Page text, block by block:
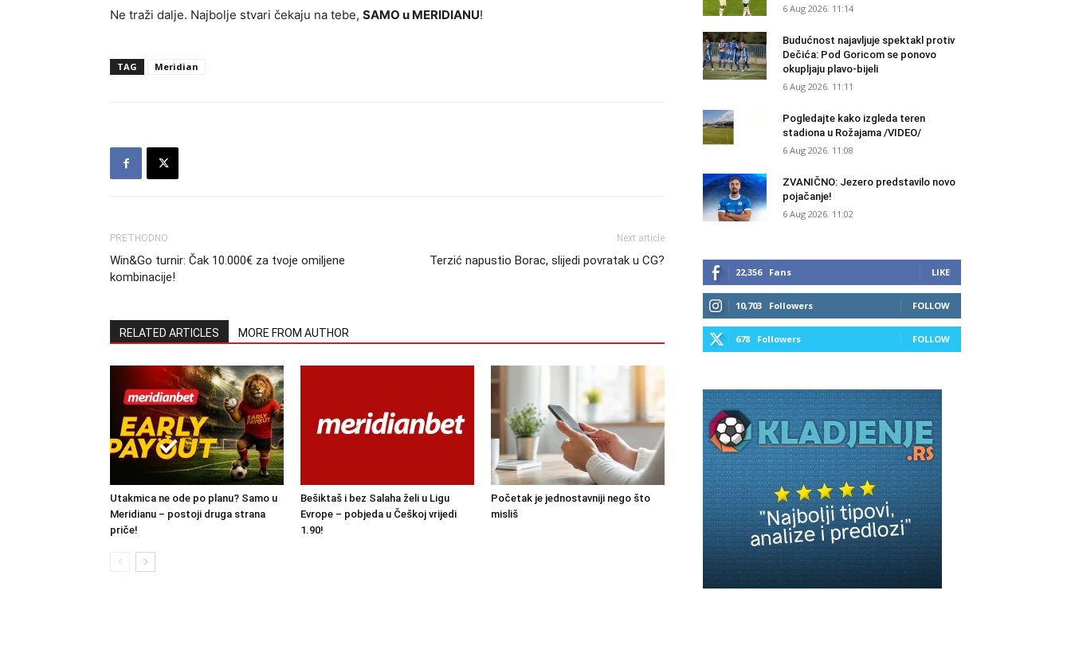
Ne traži dalje. Najbolje stvari čekaju na tebe, SAMO u MERIDIANU!
TAG Meridian
PRETHODNO
Win&Go turnir: Čak 10.000€ za tvoje omiljene
kombinacije!
Next article
Terzić napustio Borac, slijedi povratak u CG?
RELATED ARTICLES MORE FROM AUTHOR
Utakmica ne ode po planu? Samo u
Meridianu – postoji druga strana
priče!
Bešiktaš i bez Salaha želi u Ligu
Evrope – pobjeda u Češkoj vrijedi
1.90!
Početak je jednostavniji nego što
misliš
6 Aug 2026. 11:14
Budućnost najavljuje spektakl protiv
Dečića: Pod Goricom se ponovo
okupljaju plavo-bijeli
6 Aug 2026. 11:11
Pogledajte kako izgleda teren
stadiona u Rožajama /VIDEO/
6 Aug 2026. 11:08
ZVANIČNO: Jezero predstavilo novo
pojačanje!
6 Aug 2026. 11:02
22,356 Fans LIKE
10,703 Followers FOLLOW
678 Followers FOLLOW